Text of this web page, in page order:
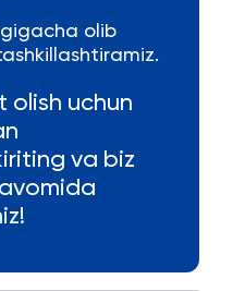
olib
olish uchun
va biz